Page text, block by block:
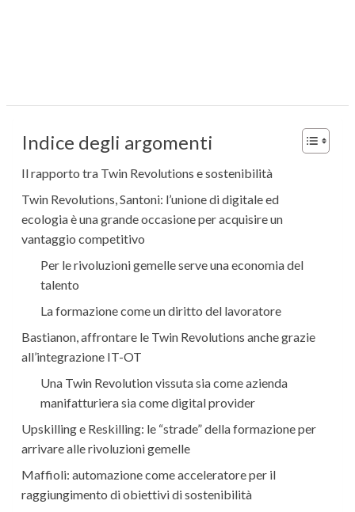
Indice degli argomenti
Il rapporto tra Twin Revolutions e sostenibilità
Twin Revolutions, Santoni: l’unione di digitale ed
ecologia è una grande occasione per acquisire un
vantaggio competitivo
Per le rivoluzioni gemelle serve una economia del
talento
La formazione come un diritto del lavoratore
Bastianon, affrontare le Twin Revolutions anche grazie
all’integrazione IT-OT
Una Twin Revolution vissuta sia come azienda
manifatturiera sia come digital provider
Upskilling e Reskilling: le “strade” della formazione per
arrivare alle rivoluzioni gemelle
Maffioli: automazione come acceleratore per il
raggiungimento di obiettivi di sostenibilità